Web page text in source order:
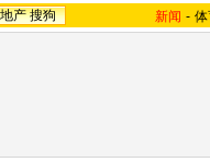
产 搜狗 新闻 -